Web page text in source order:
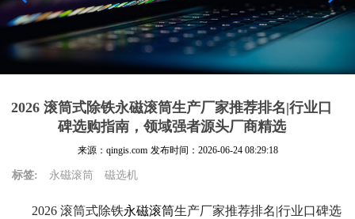
2026 滚筒式除铁永磁滚筒生产厂家推荐排名|行业口
碑选购指南，领域强者源头厂商精选
来源：qingis.com 发布时间： 2026-06-24 08:29:18
标签: 永磁滚筒 磁选机
2026 滚筒式除铁永磁滚筒生产厂家推荐排名|行业口碑选